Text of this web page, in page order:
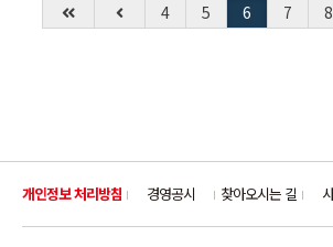
4 5 6 7 8
개인정보 처리방침 경영공시 찾아오시는 길